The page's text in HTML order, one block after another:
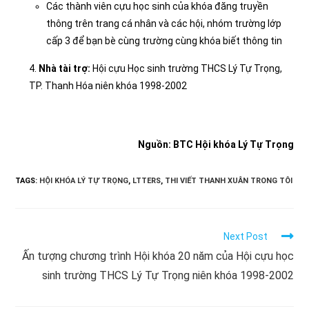
Các thành viên cựu học sinh của khóa đăng truyền
thông trên trang cá nhân và các hội, nhóm trường lớp
cấp 3 để bạn bè cùng trường cùng khóa biết thông tin
4. Nhà tài trợ: Hội cựu Học sinh trường THCS Lý Tự Trọng,
TP. Thanh Hóa niên khóa 1998-2002
Nguồn: BTC Hội khóa Lý Tự Trọng
TAGS: HỘI KHÓA LÝ TỰ TRỌNG, LTTERS, THI VIẾT THANH XUÂN TRONG TÔI
more
articles
Next Post
Ấn tượng chương trình Hội khóa 20 năm của Hội cựu học
sinh trường THCS Lý Tự Trọng niên khóa 1998-2002